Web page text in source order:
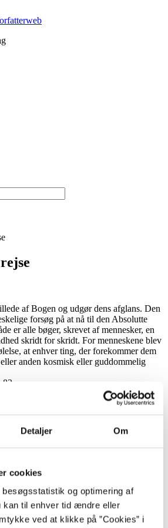
Detaljer Om
cookies
og optimering af
kan til enhver tid ændre eller
ved at klikke på ”Cookies” i
af Bogen og udgør dens afglans. Den
forsøg på at nå til den Absolutte
er alle bøger, skrevet af mennesker, en
skridt for skridt. For menneskene blev
at enhver ting, der forekommer dem
anden kosmisk eller guddommelig
("Broderskabets rejse", 1997) er Olga
politikere og lærde, som organiserer en
grænsen til Spanien for at finde Bogen,
de bevæger sig i, kun er et skin, der
reduceres rejseselskabet kraftigt til en
den stumme dreng Gauche og kurtisanen
forladt af sin elsker. Et stykke af vejen
af englænderen Burling.